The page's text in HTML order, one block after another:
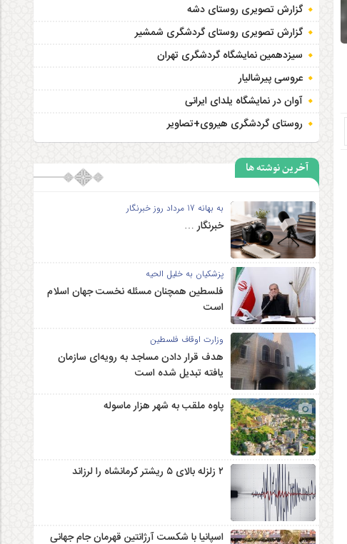
گزارش تصویری روستای دشه
گزارش تصویری روستای گردشگری شمشیر
سیزدهمین نمایشگاه گردشگری تهران
عروسی پیرشالیار
آوان در نمایشگاه یلدای ایرانی
روستای گردشگری هیروی+تصاویر
آخرین نوشته ها
به بهانه 17 مرداد روز خبرنگار
خبرنگار …
پزشکیان به خلیل الحیه
فلسطین همچنان مسئله نخست جهان اسلام
است
وزارت اوقاف فلسطین
هدف قرار دادن مساجد به رویه‌ای سازمان‌
یافته تبدیل شده است
پاوه ملقب به شهر هزار ماسوله
۲ زلزله‌ بالای ۵ ریشتر کرمانشاه را لرزاند
اسپانیا با شکست آرژانتین قهرمان جام جهانی